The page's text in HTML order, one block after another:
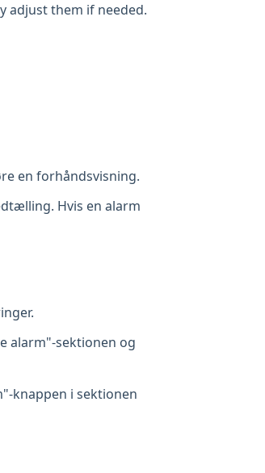
adjust them if needed.
en forhåndsvisning.
Hvis en alarm
alarm"-sektionen og
knappen i sektionen